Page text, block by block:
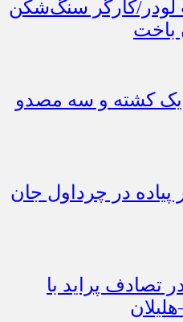
لودر/کارگر سنگ‌شکن
باخت
یک کشته و سه مصدو
۲۰۶ با عابر پیاده در چرداول جان
در تصادف پراید با